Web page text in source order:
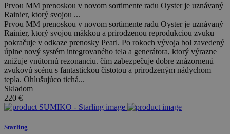
Prvou MM prenoskou v novom sortimente radu Oyster je uznávaný
Rainier, ktorý svojou ...
Prvou MM prenoskou v novom sortimente radu Oyster je uznávaný
Rainier, ktorý svojou mäkkou a prirodzenou reprodukciou zvuku
pokračuje v odkaze prenosky Pearl. Po rokoch vývoja bol zavedený
úplne nový systém integrovaného tela a generátora, ktorý výrazne
znižuje vnútornú rezonanciu. čím zabezpečuje dobre znázornenú
zvukovú scénu s fantastickou čistotou a prirodzeným nádychom
tepla. Ohlušujúco tichá...
Skladom
220 €
Starling